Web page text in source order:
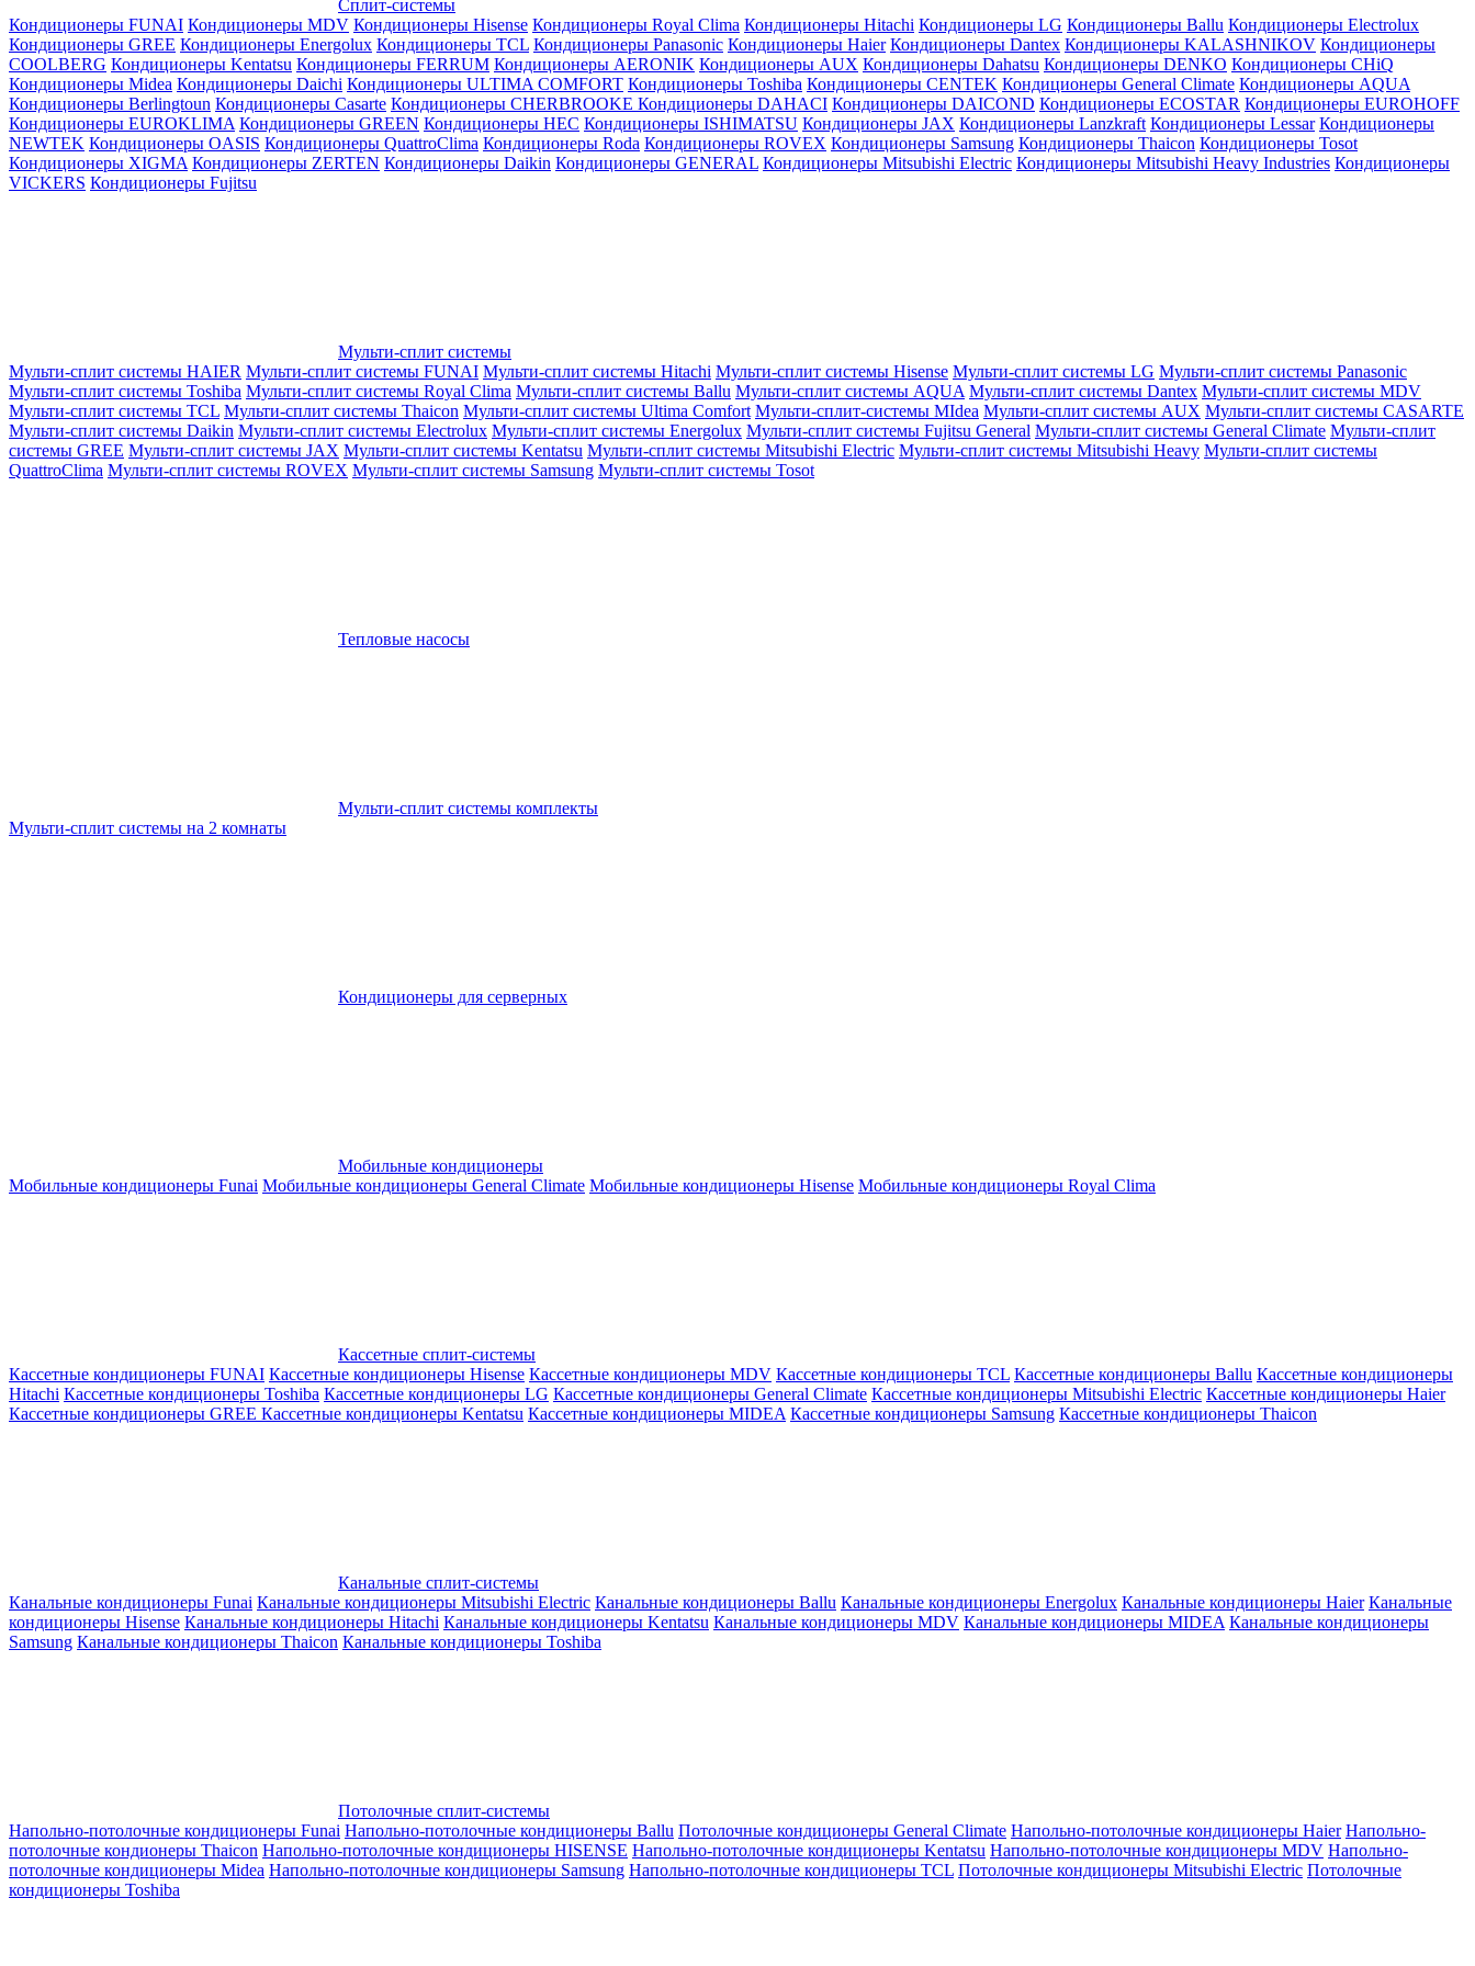
Сплит-системы
Кондиционеры FUNAI Кондиционеры MDV Кондиционеры Hisense Кондиционеры Royal Clima Кондиционеры Hitachi Кондиционеры LG Кондиционеры Ballu Кондиционеры Electrolux
Кондиционеры GREE Кондиционеры Energolux Кондиционеры TCL Кондиционеры Panasonic Кондиционеры Haier Кондиционеры Dantex Кондиционеры KALASHNIKOV Кондиционеры
СOOLBERG Кондиционеры Kentatsu Кондиционеры FERRUM Кондиционеры AERONIK Кондиционеры AUX Кондиционеры Dahatsu Кондиционеры DENKO Кондиционеры CHiQ
Кондиционеры Midea Кондиционеры Daichi Кондиционеры ULTIMA COMFORT Кондиционеры Toshiba Кондиционеры CENTEK Кондиционеры General Climate Кондиционеры AQUA
Кондиционеры Berlingtoun Кондиционеры Casarte Кондиционеры CHERBROOKE Кондиционеры DAHACI Кондиционеры DAICOND Кондиционеры ECOSTAR Кондиционеры EUROHOFF
Кондиционеры EUROKLIMA Кондиционеры GREEN Кондиционеры HEC Кондиционеры ISHIMATSU Кондиционеры JAX Кондиционеры Lanzkraft Кондиционеры Lessar Кондиционеры
NEWTEK Кондиционеры OASIS Кондиционеры QuattroClima Кондиционеры Roda Кондиционеры ROVEX Кондиционеры Samsung Кондиционеры Thaicon Кондиционеры Tosot
Кондиционеры XIGMA Кондиционеры ZERTEN Кондиционеры Daikin Кондиционеры GENERAL Кондиционеры Mitsubishi Electric Кондиционеры Mitsubishi Heavy Industries Кондиционеры
VICKERS Кондиционеры Fujitsu
Мульти-сплит системы
Мульти-сплит системы HAIER Мульти-сплит системы FUNAI Мульти-сплит системы Hitachi Мульти-сплит системы Hisense Мульти-сплит системы LG Мульти-сплит системы Panasonic
Мульти-сплит системы Toshiba Мульти-сплит системы Royal Clima Мульти-сплит системы Ballu Мульти-сплит системы AQUA Мульти-сплит системы Dantex Мульти-сплит системы MDV
Мульти-сплит системы TCL Мульти-сплит системы Thaicon Мульти-сплит системы Ultima Comfort Мульти-сплит-системы MIdea Мульти-сплит системы AUX Мульти-сплит системы CASARTE
Мульти-сплит системы Daikin Мульти-сплит системы Electrolux Мульти-сплит системы Energolux Мульти-сплит системы Fujitsu General Мульти-сплит системы General Climate Мульти-сплит
системы GREE Мульти-сплит системы JAX Мульти-сплит системы Kentatsu Мульти-сплит системы Mitsubishi Electric Мульти-сплит системы Mitsubishi Heavy Мульти-сплит системы
QuattroClima Мульти-сплит системы ROVEX Мульти-сплит системы Samsung Мульти-сплит системы Tosot
Тепловые насосы
Мульти-сплит системы комплекты
Мульти-сплит системы на 2 комнаты
Кондиционеры для серверных
Мобильные кондиционеры
Мобильные кондиционеры Funai Мобильные кондиционеры General Climate Мобильные кондиционеры Hisense Мобильные кондиционеры Royal Clima
Кассетные сплит-системы
Кассетные кондиционеры FUNAI Кассетные кондиционеры Hisense Кассетные кондиционеры MDV Кассетные кондиционеры TCL Кассетные кондиционеры Ballu Кассетные кондиционеры
Hitachi Кассетные кондиционеры Toshiba Кассетные кондиционеры LG Кассетные кондиционеры General Climate Кассетные кондиционеры Mitsubishi Electric Кассетные кондиционеры Haier
Кассетные кондиционеры GREE Кассетные кондиционеры Kentatsu Кассетные кондиционеры MIDEA Кассетные кондиционеры Samsung Кассетные кондиционеры Thaicon
Канальные сплит-системы
Канальные кондиционеры Funai Канальные кондиционеры Mitsubishi Electric Канальные кондиционеры Ballu Канальные кондиционеры Energolux Канальные кондиционеры Haier Канальные
кондиционеры Hisense Канальные кондиционеры Hitachi Канальные кондиционеры Kentatsu Канальные кондиционеры MDV Канальные кондиционеры MIDEA Канальные кондиционеры
Samsung Канальные кондиционеры Thaicon Канальные кондиционеры Toshiba
Потолочные сплит-системы
Напольно-потолочные кондиционеры Funai Напольно-потолочные кондиционеры Ballu Потолочные кондиционеры General Climate Напольно-потолочные кондиционеры Haier Напольно-
потолочные кондионеры Thaicon Напольно-потолочные кондиционеры HISENSE Напольно-потолочные кондиционеры Kentatsu Напольно-потолочные кондиционеры MDV Напольно-
потолочные кондиционеры Midea Напольно-потолочные кондиционеры Samsung Напольно-потолочные кондиционеры TCL Потолочные кондиционеры Mitsubishi Electric Потолочные
кондиционеры Toshiba